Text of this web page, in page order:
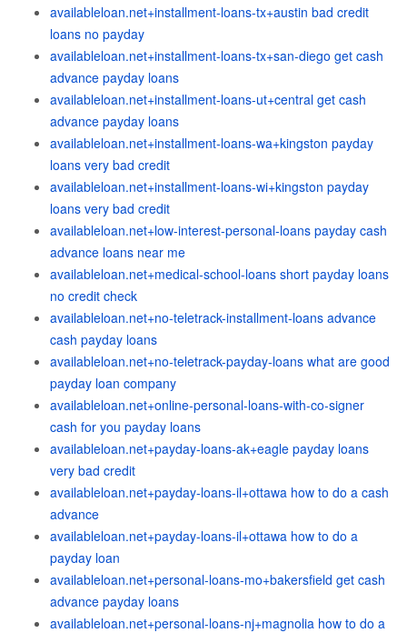
availableloan.net+installment-loans-tx+austin bad credit
loans no payday
availableloan.net+installment-loans-tx+san-diego get cash
advance payday loans
availableloan.net+installment-loans-ut+central get cash
advance payday loans
availableloan.net+installment-loans-wa+kingston payday
loans very bad credit
availableloan.net+installment-loans-wi+kingston payday
loans very bad credit
availableloan.net+low-interest-personal-loans payday cash
advance loans near me
availableloan.net+medical-school-loans short payday loans
no credit check
availableloan.net+no-teletrack-installment-loans advance
cash payday loans
availableloan.net+no-teletrack-payday-loans what are good
payday loan company
availableloan.net+online-personal-loans-with-co-signer
cash for you payday loans
availableloan.net+payday-loans-ak+eagle payday loans
very bad credit
availableloan.net+payday-loans-il+ottawa how to do a cash
advance
availableloan.net+payday-loans-il+ottawa how to do a
payday loan
availableloan.net+personal-loans-mo+bakersfield get cash
advance payday loans
availableloan.net+personal-loans-nj+magnolia how to do a